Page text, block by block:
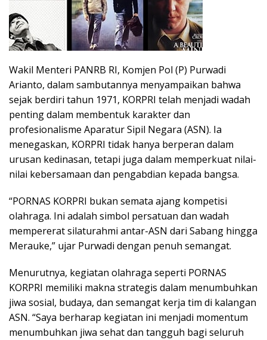
Wakil Menteri PANRB RI, Komjen Pol (P) Purwadi
Arianto, dalam sambutannya menyampaikan bahwa
sejak berdiri tahun 1971, KORPRI telah menjadi wadah
penting dalam membentuk karakter dan
profesionalisme Aparatur Sipil Negara (ASN). Ia
menegaskan, KORPRI tidak hanya berperan dalam
urusan kedinasan, tetapi juga dalam memperkuat nilai-
nilai kebersamaan dan pengabdian kepada bangsa.
“PORNAS KORPRI bukan semata ajang kompetisi
olahraga. Ini adalah simbol persatuan dan wadah
mempererat silaturahmi antar-ASN dari Sabang hingga
Merauke,” ujar Purwadi dengan penuh semangat.
Menurutnya, kegiatan olahraga seperti PORNAS
KORPRI memiliki makna strategis dalam menumbuhkan
jiwa sosial, budaya, dan semangat kerja tim di kalangan
ASN. “Saya berharap kegiatan ini menjadi momentum
menumbuhkan jiwa sehat dan tangguh bagi seluruh